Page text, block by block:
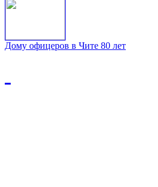
Дому офицеров в Чите 80 лет